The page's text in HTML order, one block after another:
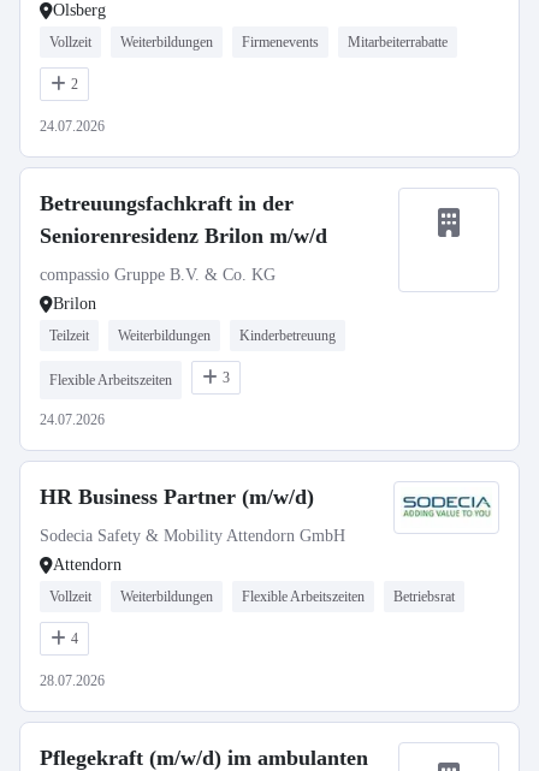
Olsberg
Vollzeit Weiterbildungen Firmenevents Mitarbeiterrabatte
2
24.07.2026
Betreuungsfachkraft in der
Seniorenresidenz Brilon m/w/d
compassio Gruppe B.V. & Co. KG
Brilon
Teilzeit Weiterbildungen Kinderbetreuung
Flexible Arbeitszeiten 3
24.07.2026
HR Business Partner (m/w/d)
Sodecia Safety & Mobility Attendorn GmbH
Attendorn
Vollzeit Weiterbildungen Flexible Arbeitszeiten Betriebsrat
4
28.07.2026
Pflegekraft (m/w/d) im ambulanten